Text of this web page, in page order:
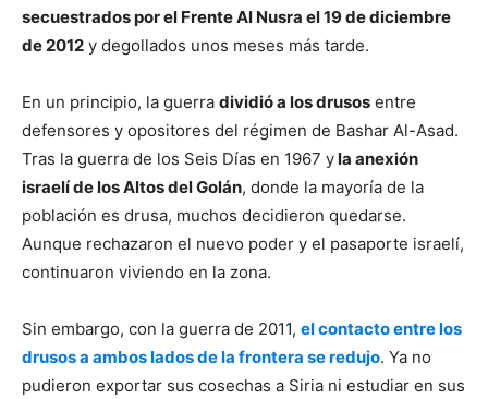
secuestrados por el Frente Al Nusra el 19 de diciembre
de 2012 y degollados unos meses más tarde.
En un principio, la guerra dividió a los drusos entre
defensores y opositores del régimen de Bashar Al-Asad.
Tras la guerra de los Seis Días en 1967 yla anexión
israelí de los Altos del Golán, donde la mayoría de la
población es drusa, muchos decidieron quedarse.
Aunque rechazaron el nuevo poder y el pasaporte israelí,
continuaron viviendo en la zona.
Sin embargo, con la guerra de 2011, el contacto entre los
drusos a ambos lados de la frontera se redujo. Ya no
pudieron exportar sus cosechas a Siria ni estudiar en sus